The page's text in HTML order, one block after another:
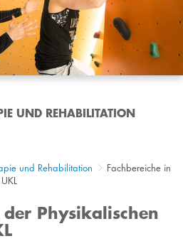
UND REHABILITATION
und Rehabilitation
Fachbereiche in
Physikalischen